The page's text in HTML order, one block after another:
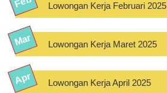
Lowongan Kerja Februari 2025
Lowongan Kerja Maret 2025
Lowongan Kerja April 2025